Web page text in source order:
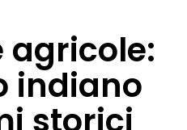
agricole:
indiano